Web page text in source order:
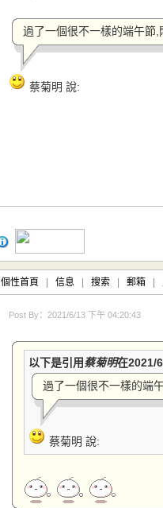
過了一個很不一樣的端午節,
蔡菊明 說:
個性首頁 信息 搜索 郵箱
Post By：2021/6/13 下午 04:20:43
以下是引用蔡菊明在2021/
過了一個很不一樣的端
蔡菊明 說: